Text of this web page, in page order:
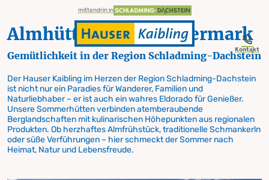
Zum Inhalt springen
Zum Inhaltsverzeichnis springen
Zur Navigation springen Sommerliche Genuss-Momente am Hauser Kaibling
TOMiziel & Berggasthof Scharfetter
Natur- und Wellnesshotel Höflehner****S
Öffnungszeiten Sommerhütten
mittendrin in
Kontakt
Entdecke unsere Hüttenwelt in der Region
Schladming-Dachstein
Sommerliche
Genuss-Momente
Almhütten in der Steiermark
Gemütlichkeit in der Region Schladming-Dachstein
Der Hauser Kaibling im Herzen der Region Schladming-Dachstein
ist nicht nur ein Paradies für Wanderer, Familien und
Naturliebhaber – er ist auch ein wahres Eldorado für Genießer.
Unsere Sommerhütten verbinden atemberaubende
Berglandschaften mit kulinarischen Höhepunkten aus regionalen
Produkten. Ob herzhaftes Almfrühstück, traditionelle Schmankerln
oder süße Verführungen – hier schmeckt der Sommer nach
Heimat, Natur und Lebensfreude.